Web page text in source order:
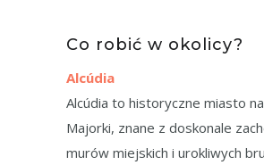
Co robić w okolicy?
Alcúdia
Alcúdia to historyczne miasto
Majorki, znane z doskonale
murów miejskich i urokliwych